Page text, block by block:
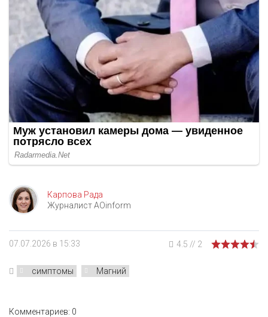
Карпова Рада
Журналист AOinform
07.07.2026 в 15:33 4.5 // 2
симптомы Магний
Комментариев: 0